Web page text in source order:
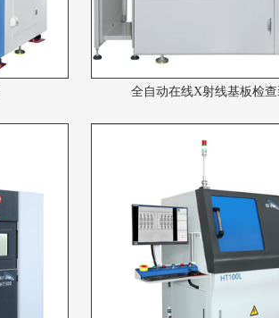
全自动在线X射线基板检